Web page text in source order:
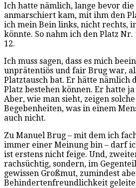
Ich hatte nämlich, lange bevor
anmarschiert kam, mit ihm den
ich mein Bein links, nicht rechts,
könnte. So nahm ich den Platz
12.
Ich muss sagen, dass es mich
unprätentiös und fair Brug war,
Platztausch bat. Er hätte nämlich
Platz bestehen können. Er hatte
Aber, wie man sieht, zeigen
Begebenheiten, was in einem
auch nicht.
Zu Manuel Brug – mit dem ich
immer einer Meinung bin – darf
ist erstens nicht feige. Und,
rachsüchtig, sondern, im
gewissen Großmut, zumindest
Behindertenfreundlichkeit